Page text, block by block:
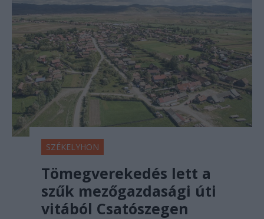
SZÉKELYHON
Tömegverekedés lett a
szűk mezőgazdasági úti
vitából Csatószegen